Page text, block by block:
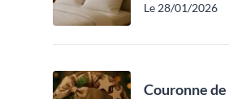
Le 28/01/2026
Couronne